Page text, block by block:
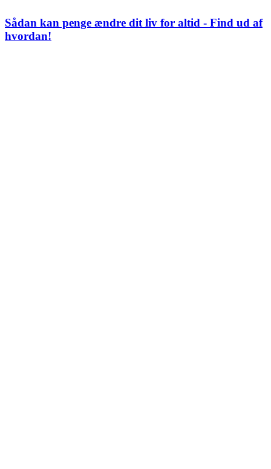
Sådan kan penge ændre dit liv for altid - Find ud af
hvordan!